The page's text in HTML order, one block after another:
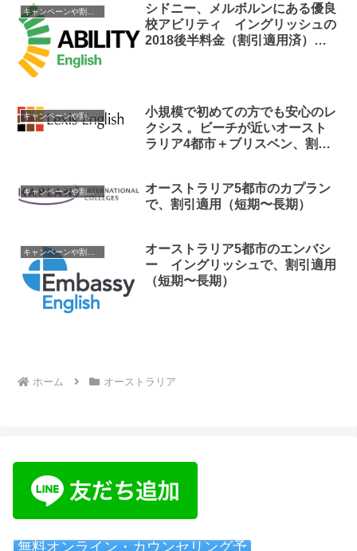
キャンペーンや割引情報
シドニー、メルボルンにある優良
校アビリティ イングリッシュの
2018後半料金（割引適用済）発
キャンペーンや割引情報
小規模で初めての方でも安心のレ
クシス 。ビーチが近いオースト
ラリア4都市＋ブリスベン、割引
キャンペーンや割引情報
オーストラリア5都市のカプラン
で、割引適用（短期〜長期）
オーストラリア5都市のエンバシ
ー イングリッシュで、割引適用
（短期〜長期）
ホーム オーストラリア
無料オンライン・カウンセリング予